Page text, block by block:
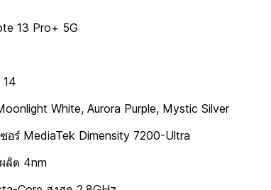
13 Pro+ 5G
14
White, Aurora Purple, Mystic Silver
ซอร์ MediaTek Dimensity 7200-Ultra
ลิต 4nm